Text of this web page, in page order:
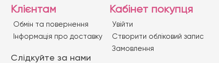
Клієнтам
Обмін та повернення
Iнформація про доставку
Слідкуйте за нами
Кабінет покупця
Увійти
Створити обліковий запис
Замовлення